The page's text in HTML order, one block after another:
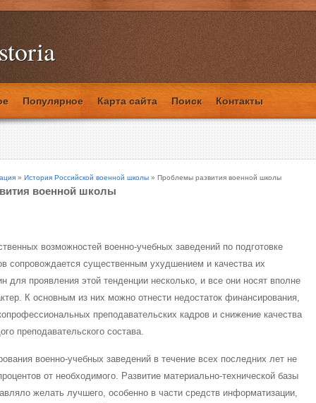
Популярное Карта сайта Поиск Контакты
» История Российской военной школы » Проблемы развития военной школы
военной школы
возможностей военно-учебных заведений по подготовке
сопровождается существенным ухудшением и качества их
для проявления этой тенденции несколько, и все они носят вполне
К основным из них можно отнести недостаток финансирования,
преподавательских кадров и снижение качества
преподавательского состава.
военно-учебных заведений в течение всех последних лет не
от необходимого. Развитие материально-технической базы
желать лучшего, особенно в части средств информатизации,